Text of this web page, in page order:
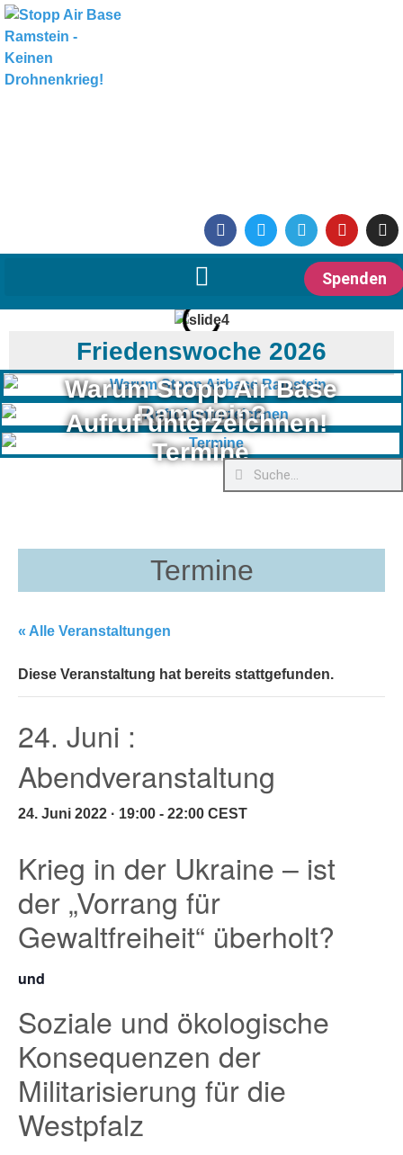
Spenden
Friedenswoche 2026
Warum Stopp Air Base
Ramstein?
Aufruf unterzeichnen!
Termine
Termine
« Alle Veranstaltungen
Diese Veranstaltung hat bereits stattgefunden.
24. Juni :
Abendveranstaltung
24. Juni 2022 · 19:00 - 22:00 CEST
Krieg in der Ukraine – ist
der „Vorrang für
Gewaltfreiheit“ überholt?
und
Soziale und ökologische
Konsequenzen der
Militarisierung für die
Westpfalz